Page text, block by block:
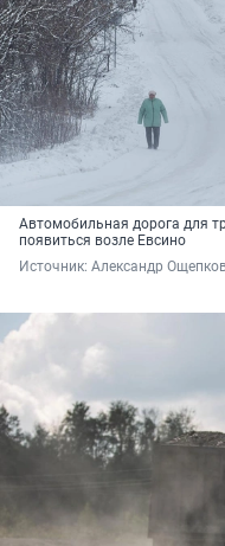
Автомобильная дорога для
появиться возле Евсино
Источник: Александр